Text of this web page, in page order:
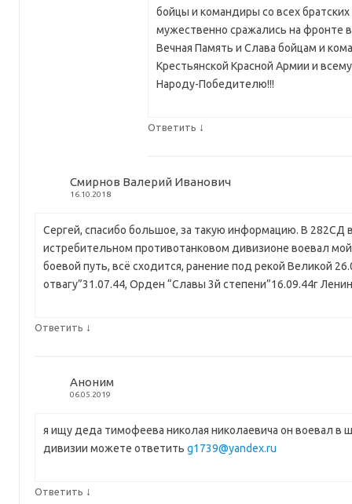
бойцы и командиры со всех
мужественно сражались на фронте
Вечная Память и Слава бойцам и
Крестьянской Красной Армии и
Народу-Победителю!!!
Ответить ↓
Смирнов Валерий Иванович
16.10.2018
Сергей, спасибо большое, за такую информацию. В 282СД
истребительном противотанковом дивизионе воевал
боевой путь, всё сходится, ранение под рекой Великой
отвагу”31.07.44, Орден “Славы 3й степени”16.09.44г
Ответить ↓
Аноним
06.05.2019
я ищу деда тимофеева николая николаевича он воевал в
дивизии можете ответить g1739@yandex.ru
Ответить ↓